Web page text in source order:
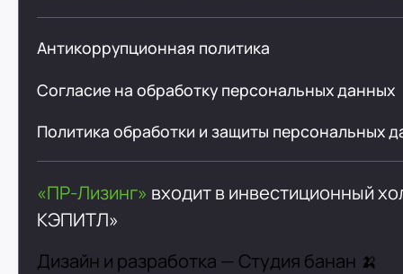
Антикоррупционная политика
Согласие на обработку персональных данных
Политика обработки и защиты персональных
«ПР-Лизинг» входит в инвестиционный
КЭПИТЛ»
Дизайн и разработка — Студия банан 🍌